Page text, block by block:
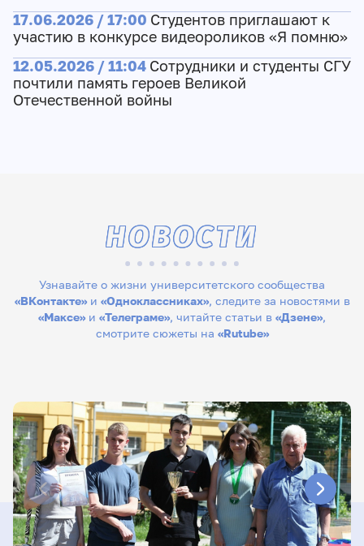
17.06.2026 / 17:00 Студентов приглашают к
участию в конкурсе видеороликов «Я помню»
12.05.2026 / 11:04 Сотрудники и студенты СГУ
почтили память героев Великой
Отечественной войны
Узнавайте о жизни университетского сообщества
«ВКонтакте»и «Одноклассниках», следите за новостями в
«Максе» и «Телеграме», читайте статьи в «Дзене»,
смотрите сюжеты на «Rutube»
НОВОСТИ